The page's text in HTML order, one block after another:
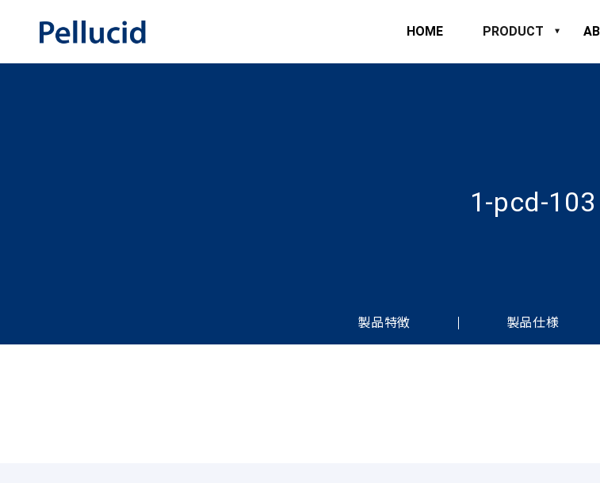
HOME PRODUCT
1-pcd-103
製品特徴 製品仕様